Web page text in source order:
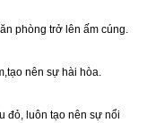
phòng trở lên ấm cúng.
nên sự hài hòa.
đỏ, luôn tạo nên sự nổi